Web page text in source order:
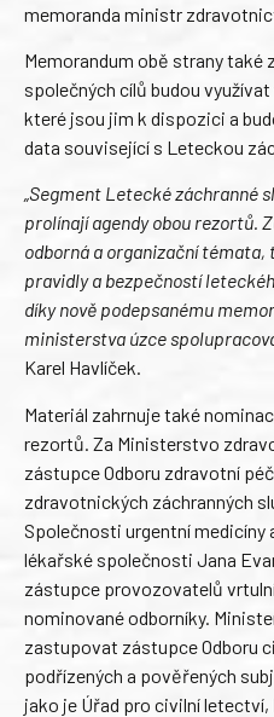
memoranda ministr
Memorandum obě strany také
společných cílů budou
které jsou jim k dispozici a
data související s Leteckou
„Segment Letecké záchranné
prolínají agendy obou rezortů.
odborná a organizační
pravidly a bezpečností
díky nově podepsanému
ministerstva úzce
Karel Havlíček.
Materiál zahrnuje také
rezortů. Za Ministerstvo
zástupce Odboru zdravotní
zdravotnických záchranných
Společnosti urgentní
lékařské společnosti Jana
zástupce provozovatelů
nominované odborníky.
zastupovat zástupce Odboru
podřízených a pověřených
jako je Úřad pro civilní